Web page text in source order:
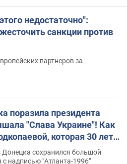
недостаточно":
санкции против
партнеров за
поразила президента
"Слава Украине"! Как
которая 30 лет
Олимпиады
сохранился большой
надписью "Атланта-1996"